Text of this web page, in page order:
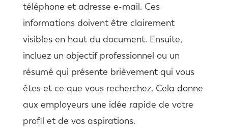
téléphone et adresse e-mail. Ces
informations doivent être clairement
visibles en haut du document. Ensuite,
incluez un objectif professionnel ou un
résumé qui présente brièvement qui vous
êtes et ce que vous recherchez. Cela donne
aux employeurs une idée rapide de votre
profil et de vos aspirations.